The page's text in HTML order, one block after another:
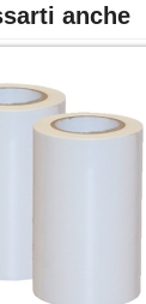
anche